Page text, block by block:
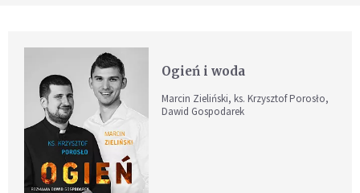
Ogień i woda
Marcin Zieliński, ks. Krzysztof Porosło,
Dawid Gospodarek